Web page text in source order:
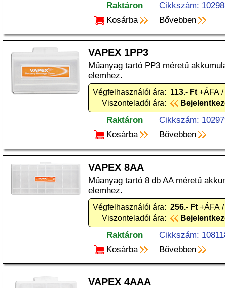
Raktáron
Cikkszám:
Kosárba
Bővebben
VAPEX 1PP3
Műanyag tartó PP3 méretű
elemhez.
Végfelhasználói ára: 113.- Ft +ÁFA
Viszonteladói ára:
Raktáron
Cikkszám:
Kosárba
Bővebben
VAPEX 8AA
Műanyag tartó 8 db AA méretű
elemhez.
Végfelhasználói ára: 256.- Ft +ÁFA
Viszonteladói ára:
Raktáron
Cikkszám:
Kosárba
Bővebben
VAPEX 4AAA